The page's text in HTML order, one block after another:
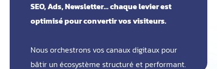
SEO, Ads, Newsletter… chaque levier est
optimisé pour convertir vos visiteurs.
Nous orchestrons vos canaux digitaux pour
bâtir un écosystème structuré et performant.